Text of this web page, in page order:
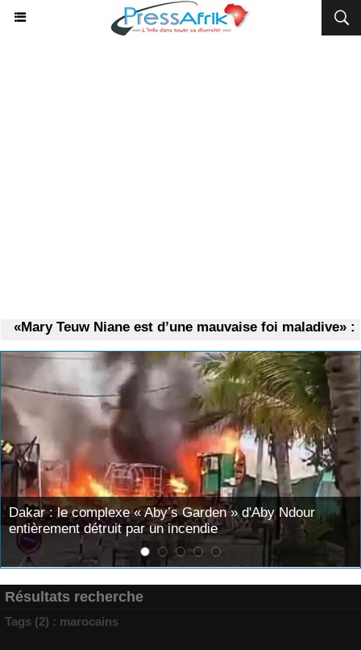
Teuw Niane est d’une mauvaise foi maladive» :
Ndour
Mary Teuw Niane : «Le temps est le plus
juges. Il finit toujours par démasquer
Résultats recherche
Tags (2) : marocains